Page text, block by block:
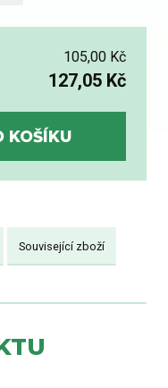
105,00 Kč
127,05 Kč
Související zboží